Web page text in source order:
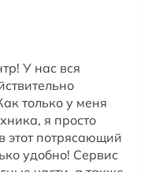
У нас вся
только у меня
я просто
этот потрясающий
удобно! Сервис